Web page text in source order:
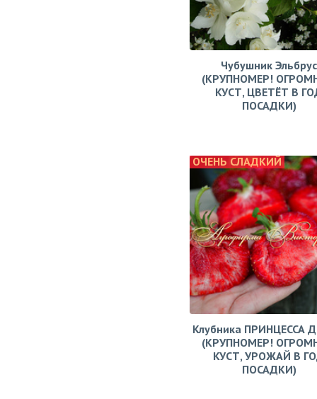
Чубушник Эльбрус
(КРУПНОМЕР!
КУСТ, ЦВЕТЁТ В
ПОСАДКИ)
ОЧЕНЬ СЛАДКИЙ
Клубника ПРИНЦЕССА
(КРУПНОМЕР!
КУСТ, УРОЖАЙ В
ПОСАДКИ)